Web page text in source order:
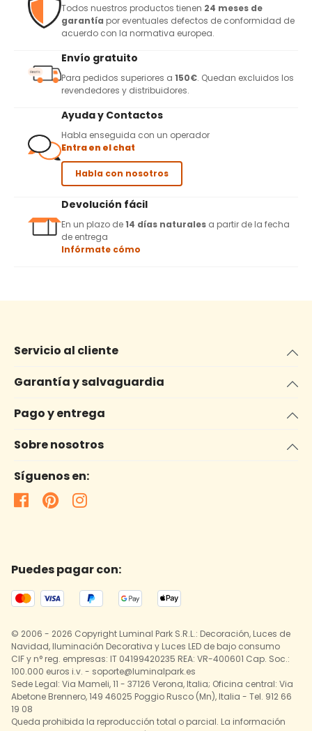
Todos nuestros productos tienen 24 meses de
garantía por eventuales defectos de conformidad de
acuerdo con la normativa europea.
Envío gratuito
Para pedidos superiores a 150€. Quedan excluidos los
revendedores y distribuidores.
Ayuda y Contactos
Habla enseguida con un operador
Entra en el chat
Habla con nosotros
Devolución fácil
En un plazo de14 días naturales a partir de la fecha
de entrega
Infórmate cómo
Servicio al cliente
Garantía y salvaguardia
Pago y entrega
Sobre nosotros
Síguenos en:
Puedes pagar con:
© 2006 - 2026 Copyright Luminal Park S.R.L.: Decoración, Luces de
Navidad, Iluminación Decorativa y Luces LED de bajo consumo
CIF y n° reg. empresas: IT 04199420235 REA: VR-400601 Cap. Soc.:
100.000 euros i.v. - soporte@luminalpark.es
Sede Legal: Via Mameli, 11 - 37126 Verona, Italia; Oficina central: Via
Abetone Brennero, 149 46025 Poggio Rusco (Mn), Italia - Tel. 912 66
19 08
Queda prohibida la reproducción total o parcial. La información